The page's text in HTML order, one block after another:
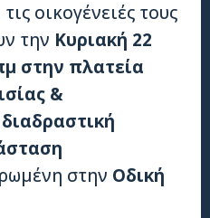
οικογένειές τους
την Κυριακή 22
στην πλατεία
&
στην Οδική